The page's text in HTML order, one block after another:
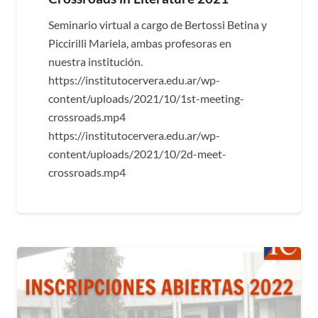
Seminario virtual a cargo de Bertossi Betina y
Piccirilli Mariela, ambas profesoras en
nuestra institución.
https://institutocervera.edu.ar/wp-
content/uploads/2021/10/1st-meeting-
crossroads.mp4
https://institutocervera.edu.ar/wp-
content/uploads/2021/10/2d-meet-
crossroads.mp4